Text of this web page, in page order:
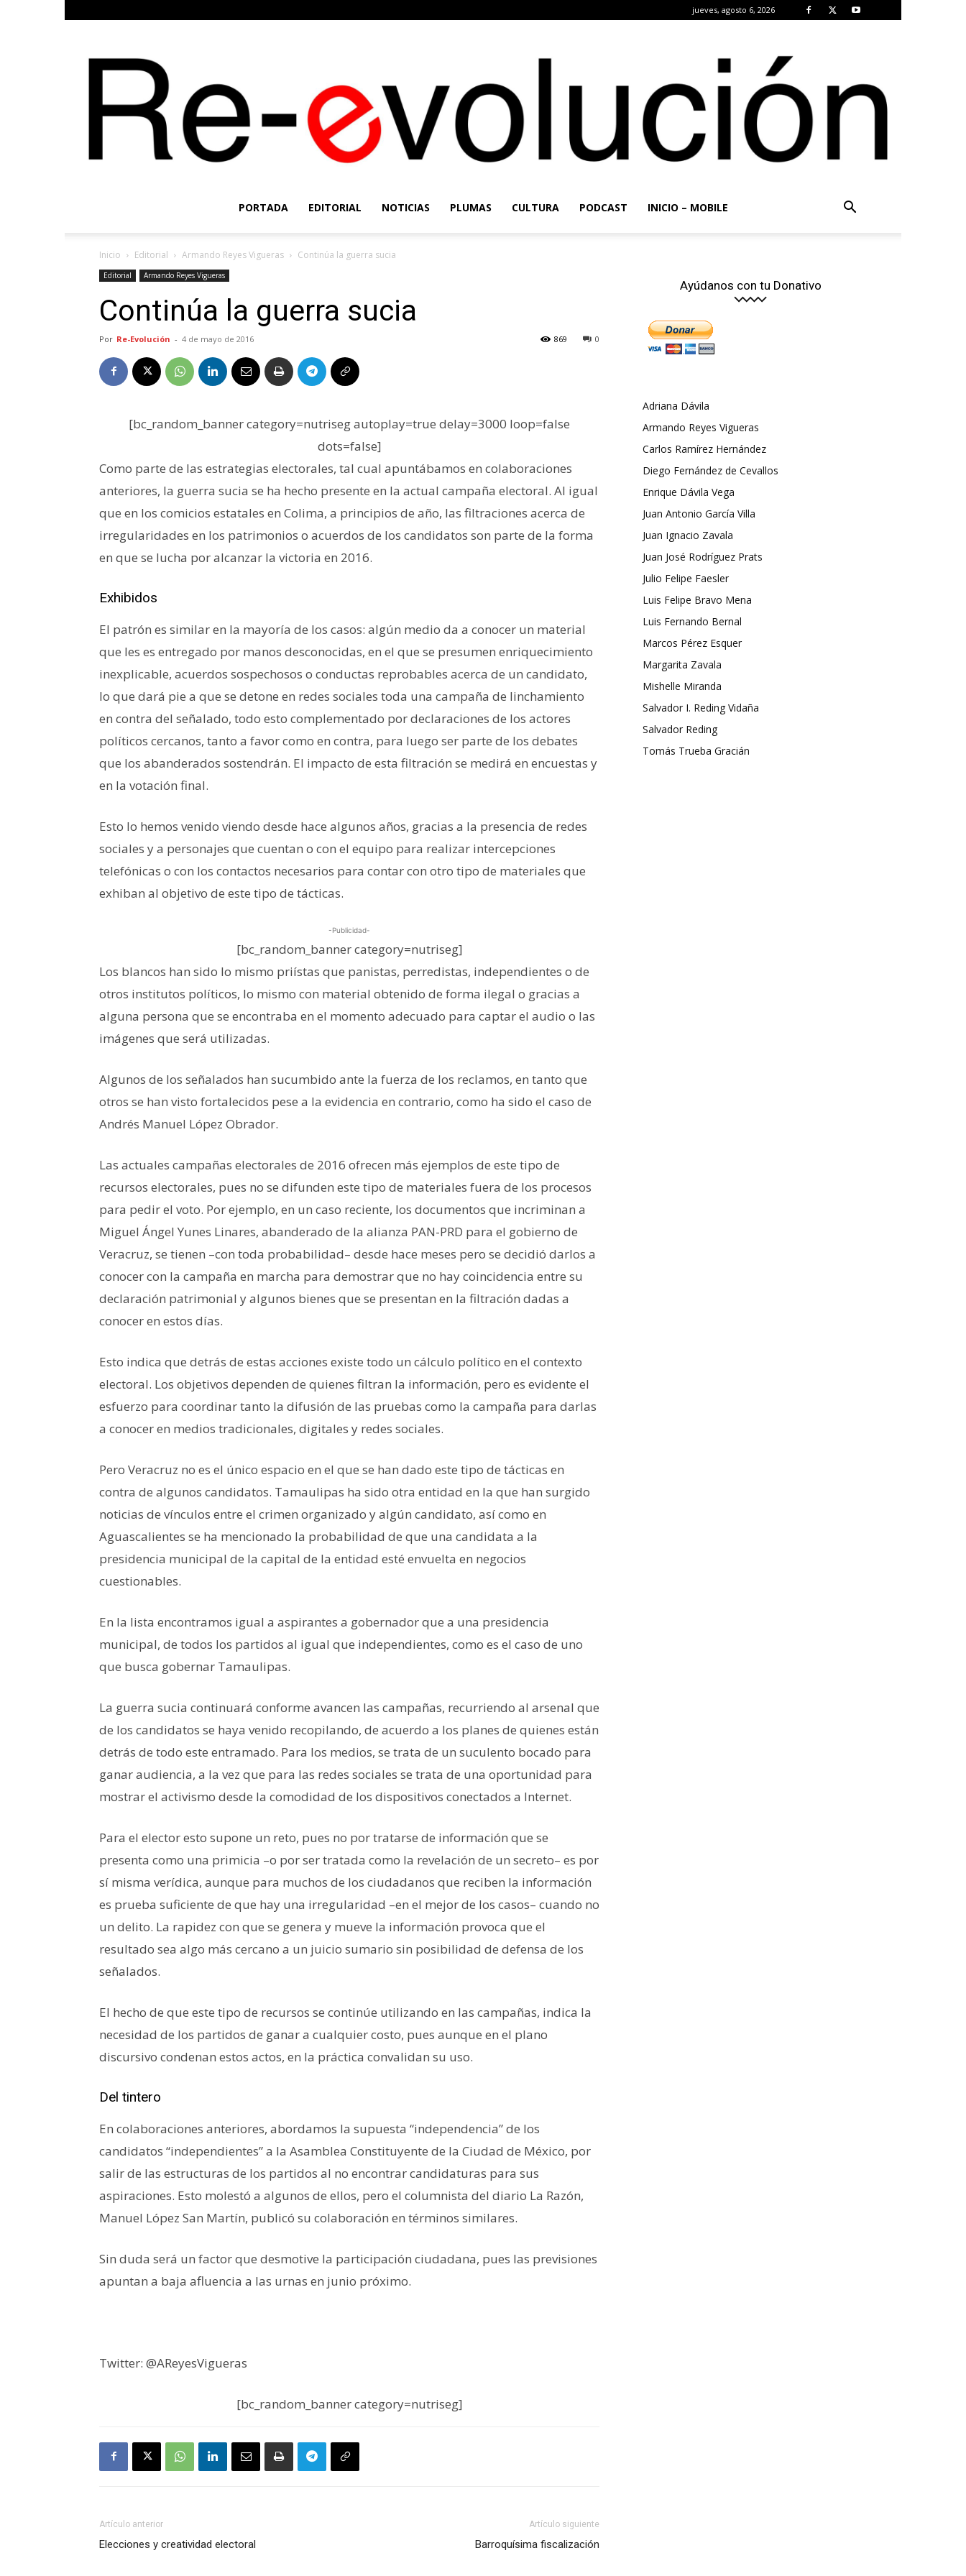
jueves, agosto 6, 2026
PORTADA EDITORIAL NOTICIAS PLUMAS CULTURA PODCAST INICIO – MOBILE
Inicio Editorial Armando Reyes Vigueras Continúa la guerra sucia
Editorial Armando Reyes Vigueras
Continúa la guerra sucia
Por Re-Evolución - 4 de mayo de 2016 0
869
[bc_random_banner category=nutriseg autoplay=true delay=3000 loop=false
dots=false]
Como parte de las estrategias electorales, tal cual apuntábamos en colaboraciones
anteriores, la guerra sucia se ha hecho presente en la actual campaña electoral. Al igual
que en los comicios estatales en Colima, a principios de año, las filtraciones acerca de
irregularidades en los patrimonios o acuerdos de los candidatos son parte de la forma
en que se lucha por alcanzar la victoria en 2016.
Exhibidos
El patrón es similar en la mayoría de los casos: algún medio da a conocer un material
que les es entregado por manos desconocidas, en el que se presumen enriquecimiento
inexplicable, acuerdos sospechosos o conductas reprobables acerca de un candidato,
lo que dará pie a que se detone en redes sociales toda una campaña de linchamiento
en contra del señalado, todo esto complementado por declaraciones de los actores
políticos cercanos, tanto a favor como en contra, para luego ser parte de los debates
que los abanderados sostendrán. El impacto de esta filtración se medirá en encuestas y
en la votación final.
Esto lo hemos venido viendo desde hace algunos años, gracias a la presencia de redes
sociales y a personajes que cuentan o con el equipo para realizar intercepciones
telefónicas o con los contactos necesarios para contar con otro tipo de materiales que
exhiban al objetivo de este tipo de tácticas.
-Publicidad-
[bc_random_banner category=nutriseg]
Los blancos han sido lo mismo priístas que panistas, perredistas, independientes o de
otros institutos políticos, lo mismo con material obtenido de forma ilegal o gracias a
alguna persona que se encontraba en el momento adecuado para captar el audio o las
imágenes que será utilizadas.
Algunos de los señalados han sucumbido ante la fuerza de los reclamos, en tanto que
otros se han visto fortalecidos pese a la evidencia en contrario, como ha sido el caso de
Andrés Manuel López Obrador.
Las actuales campañas electorales de 2016 ofrecen más ejemplos de este tipo de
recursos electorales, pues no se difunden este tipo de materiales fuera de los procesos
para pedir el voto. Por ejemplo, en un caso reciente, los documentos que incriminan a
Miguel Ángel Yunes Linares, abanderado de la alianza PAN-PRD para el gobierno de
Veracruz, se tienen –con toda probabilidad– desde hace meses pero se decidió darlos a
conocer con la campaña en marcha para demostrar que no hay coincidencia entre su
declaración patrimonial y algunos bienes que se presentan en la filtración dadas a
conocer en estos días.
Esto indica que detrás de estas acciones existe todo un cálculo político en el contexto
electoral. Los objetivos dependen de quienes filtran la información, pero es evidente el
esfuerzo para coordinar tanto la difusión de las pruebas como la campaña para darlas
a conocer en medios tradicionales, digitales y redes sociales.
Pero Veracruz no es el único espacio en el que se han dado este tipo de tácticas en
contra de algunos candidatos. Tamaulipas ha sido otra entidad en la que han surgido
noticias de vínculos entre el crimen organizado y algún candidato, así como en
Aguascalientes se ha mencionado la probabilidad de que una candidata a la
presidencia municipal de la capital de la entidad esté envuelta en negocios
cuestionables.
En la lista encontramos igual a aspirantes a gobernador que a una presidencia
municipal, de todos los partidos al igual que independientes, como es el caso de uno
que busca gobernar Tamaulipas.
La guerra sucia continuará conforme avancen las campañas, recurriendo al arsenal que
de los candidatos se haya venido recopilando, de acuerdo a los planes de quienes están
detrás de todo este entramado. Para los medios, se trata de un suculento bocado para
ganar audiencia, a la vez que para las redes sociales se trata de una oportunidad para
mostrar el activismo desde la comodidad de los dispositivos conectados a Internet.
Para el elector esto supone un reto, pues no por tratarse de información que se
presenta como una primicia –o por ser tratada como la revelación de un secreto– es por
sí misma verídica, aunque para muchos de los ciudadanos que reciben la información
es prueba suficiente de que hay una irregularidad –en el mejor de los casos– cuando no
un delito. La rapidez con que se genera y mueve la información provoca que el
resultado sea algo más cercano a un juicio sumario sin posibilidad de defensa de los
señalados.
El hecho de que este tipo de recursos se continúe utilizando en las campañas, indica la
necesidad de los partidos de ganar a cualquier costo, pues aunque en el plano
discursivo condenan estos actos, en la práctica convalidan su uso.
Del tintero
En colaboraciones anteriores, abordamos la supuesta “independencia” de los
candidatos “independientes” a la Asamblea Constituyente de la Ciudad de México, por
salir de las estructuras de los partidos al no encontrar candidaturas para sus
aspiraciones. Esto molestó a algunos de ellos, pero el columnista del diario La Razón,
Manuel López San Martín, publicó su colaboración en términos similares.
Sin duda será un factor que desmotive la participación ciudadana, pues las previsiones
apuntan a baja afluencia a las urnas en junio próximo.
Twitter: @AReyesVigueras
[bc_random_banner category=nutriseg]
Artículo anterior
Elecciones y creatividad electoral
Artículo siguiente
Barroquísima fiscalización
Ayúdanos con tu Donativo
Adriana Dávila
Armando Reyes Vigueras
Carlos Ramírez Hernández
Diego Fernández de Cevallos
Enrique Dávila Vega
Juan Antonio García Villa
Juan Ignacio Zavala
Juan José Rodríguez Prats
Julio Felipe Faesler
Luis Felipe Bravo Mena
Luis Fernando Bernal
Marcos Pérez Esquer
Margarita Zavala
Mishelle Miranda
Salvador I. Reding Vidaña
Salvador Reding
Tomás Trueba Gracián